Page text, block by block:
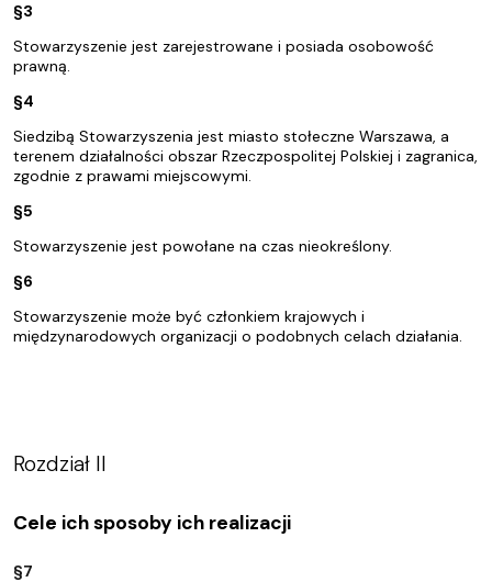
§3
Stowarzyszenie jest zarejestrowane i posiada osobowość
prawną.
§4
Siedzibą Stowarzyszenia jest miasto stołeczne Warszawa, a
terenem działalności obszar Rzeczpospolitej Polskiej i zagranica,
zgodnie z prawami miejscowymi.
§5
Stowarzyszenie jest powołane na czas nieokreślony.
§6
Stowarzyszenie może być członkiem krajowych i
międzynarodowych organizacji o podobnych celach działania.
Rozdział II
Cele ich sposoby ich realizacji
§7